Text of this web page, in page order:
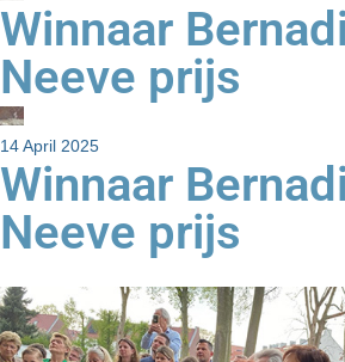
Winnaar
Neeve prijs
14 April 2025
Winnaar
Neeve prijs